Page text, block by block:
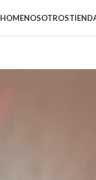
HOMENOSOTROS